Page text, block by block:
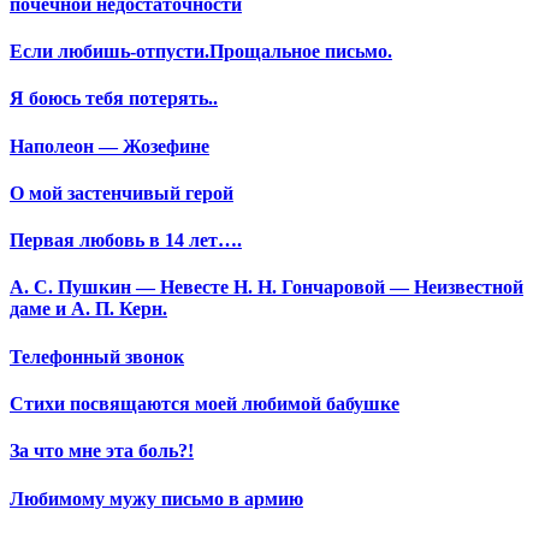
Если любишь-отпусти.Прощальное письмо.
Я боюсь тебя потерять..
Наполеон — Жозефине
О мой застенчивый герой
Первая любовь в 14 лет….
А. С. Пушкин — Невесте Н. Н. Гончаровой — Неизвестной
даме и А. П. Керн.
Телефонный звонок
Стихи посвящаются моей любимой бабушке
За что мне эта боль?!
Любимому мужу письмо в армию